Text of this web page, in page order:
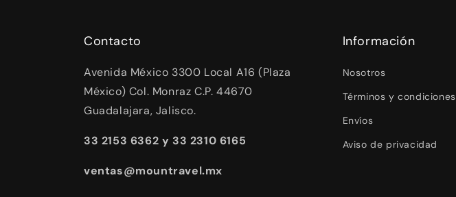
Contacto
Avenida México 3300 Local A16 (Plaza
México) Col. Monraz C.P. 44670
Guadalajara, Jalisco.
33 2153 6362 y 33 2310 6165
ventas@mountravel.mx
Información
Nosotros
Términos y condiciones
Envíos
Aviso de privacidad